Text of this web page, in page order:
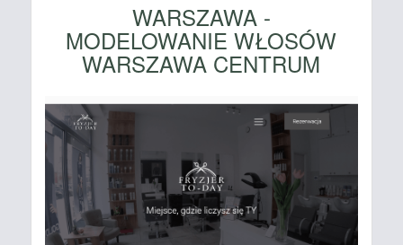
WARSZAWA -
MODELOWANIE WŁOSÓW
WARSZAWA CENTRUM